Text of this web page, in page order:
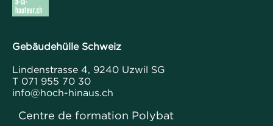
Gebäudehülle Schweiz
Lindenstrasse 4, 9240 Uzwil SG
T 071 955 70 30
info@hoch-hinaus.ch
Footer
Centre de formation Polybat